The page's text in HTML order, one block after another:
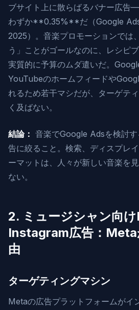
ブサイト上に散らばるバナー広告
わずか**0.35%**だ（Google
2025）。音楽プロモーションでは
う」ことがゴールなのに、レシピ
実質的に予算のムダ遣いだ。
YouTubeのホームフィードや
れるため若干マシだが、ターゲテ
く及ばない。
結論： 音楽でGoogle Adsを検討
告に絞ること。検索、ディスプレ
ーマットは、人々が新しい音楽を
ない。
2. ミュージシャン向
Instagram広告：Meta
由
ターゲティングマシン
Metaの広告プラットフォームがイ